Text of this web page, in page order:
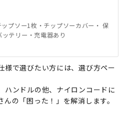
プソー1枚・チップソーカバー・ 保
テリー・充電器あり
様で選びたい方には、選び方ペー
ハンドルの他、ナイロンコードに
の「困った！」を解消します。